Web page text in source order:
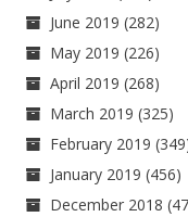
June 2019 (282)
May 2019 (226)
April 2019 (268)
March 2019 (325)
February 2019
January 2019 (456)
December 2018